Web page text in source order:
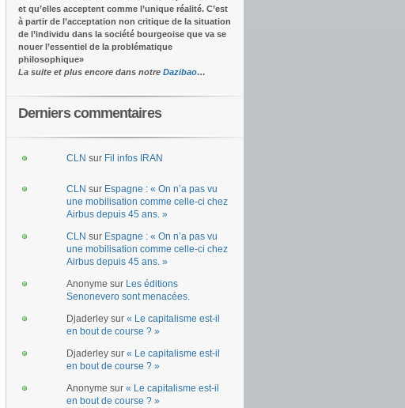
et qu’elles acceptent comme l’unique réalité. C’est
à partir de l’acceptation non critique de la situation
de l’individu dans la société bourgeoise que va se
nouer l’essentiel de la problématique
philosophique»
La suite et plus encore dans notre Dazibao…
Derniers commentaires
CLN sur Fil infos IRAN
CLN sur Espagne : « On n’a pas vu
une mobilisation comme celle-ci chez
Airbus depuis 45 ans. »
CLN sur Espagne : « On n’a pas vu
une mobilisation comme celle-ci chez
Airbus depuis 45 ans. »
Anonyme sur Les éditions
Senonevero sont menacées.
Djaderley sur « Le capitalisme est-il
en bout de course ? »
Djaderley sur « Le capitalisme est-il
en bout de course ? »
Anonyme sur « Le capitalisme est-il
en bout de course ? »